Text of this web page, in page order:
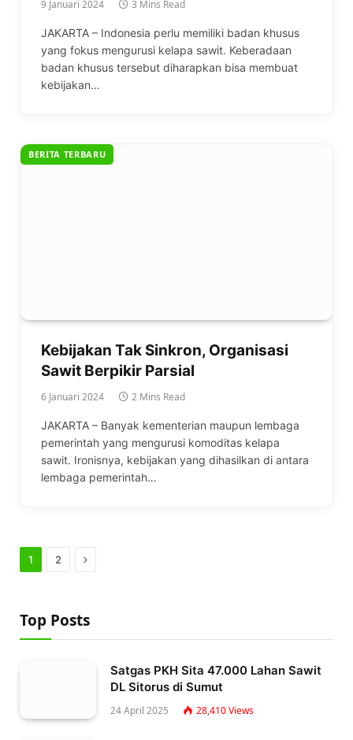
9 Januari 2024 3 Mins Read
JAKARTA – Indonesia perlu memiliki badan khusus
yang fokus mengurusi kelapa sawit. Keberadaan
badan khusus tersebut diharapkan bisa membuat
kebijakan…
BERITA TERBARU
Kebijakan Tak Sinkron, Organisasi
Sawit Berpikir Parsial
6 Januari 2024 2 Mins Read
JAKARTA – Banyak kementerian maupun lembaga
pemerintah yang mengurusi komoditas kelapa
sawit. Ironisnya, kebijakan yang dihasilkan di antara
lembaga pemerintah…
1 2 Next
Top Posts
Satgas PKH Sita 47.000 Lahan Sawit
DL Sitorus di Sumut
24 April 2025 28,410Views